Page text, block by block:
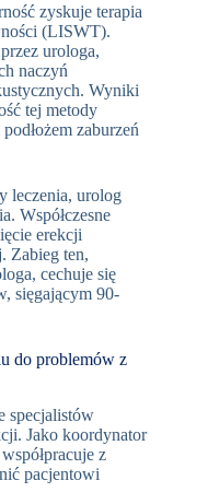
zyskuje terapia
(LISWT).
urologa,
naczyń
Wyniki
tej metody
zaburzeń
leczenia, urolog
Współczesne
erekcji
Zabieg ten,
cechuje się
sięgającym 90-
do problemów z
specjalistów
Jako koordynator
z
pacjentowi